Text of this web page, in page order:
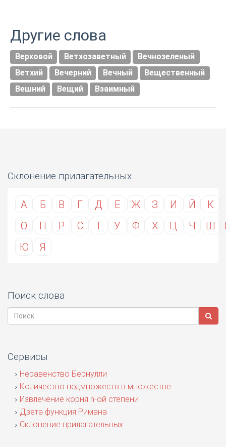
Другие слова
Верховой Ветхозаветный
Вечнозеленый
Ветхий
Вечерний Вечный
Вещественный
Вешний
Вещий Взаимный
Склонение прилагательных
А Б В Г Д Е Ж З И Й К
О
П Р С Т У Ф Х Ц Ч Ш
Ю
Я
Поиск слова
Сервисы
Неравенство Бернулли
Количество подмножеств в множестве
Извлечение корня n-ой степени
Дзета функция Римана
Склонение прилагательных